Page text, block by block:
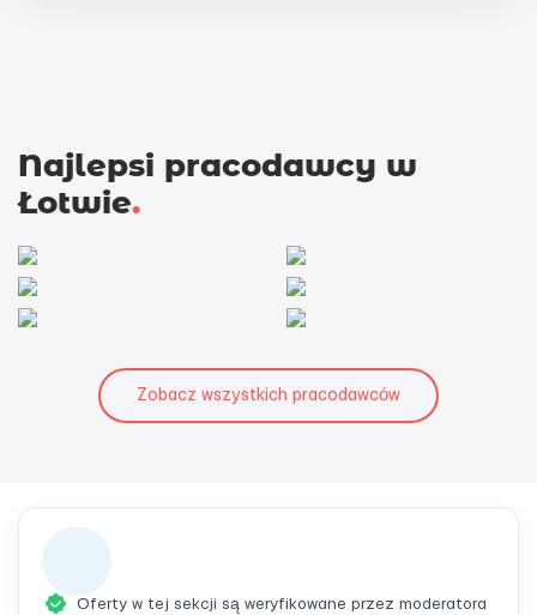
Najlepsi pracodawcy w
Łotwie.
Zobacz wszystkich pracodawców
Oferty w tej sekcji są weryfikowane przez moderatora